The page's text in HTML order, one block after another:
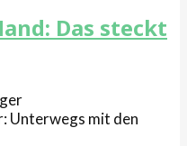
Das steckt